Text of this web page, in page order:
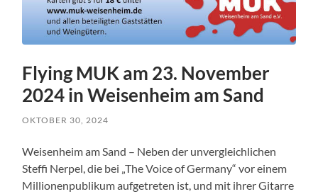
Flying MUK am 23. November
2024 in Weisenheim am Sand
OKTOBER 30, 2024
Weisenheim am Sand – Neben der unvergleichlichen
Steffi Nerpel, die bei „The Voice of Germany“ vor einem
Millionenpublikum aufgetreten ist, und mit ihrer Gitarre